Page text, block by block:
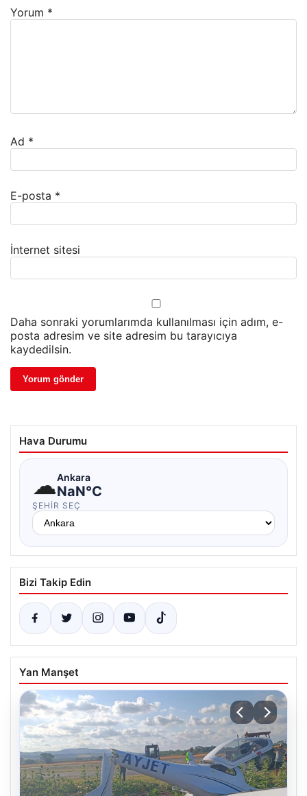
Yorum *
Ad *
E-posta *
İnternet sitesi
Daha sonraki yorumlarımda kullanılması için adım, e-
posta adresim ve site adresim bu tarayıcıya
kaydedilsin.
Hava Durumu
☁Ankara
NaN°C
ŞEHIR SEÇ
Bizi Takip Edin
Yan Manşet